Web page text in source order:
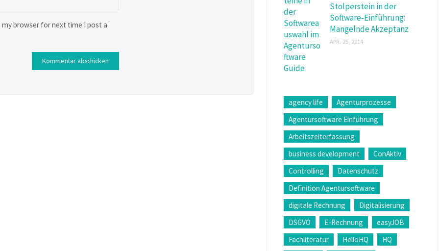
my browser for next time I post a
Stolperstein in der
Software-Einführung:
Mangelnde Akzeptanz
APR. 25, 2014
agency life
Agenturprozesse
Agentursoftware Einführung
Arbeitszeiterfassung
business development
ConAktiv
Controlling
Datenschutz
Definition Agentursoftware
digitale Rechnung
Digitalisierung
DSGVO
E-Rechnung
easyJOB
Fachliteratur
HelloHQ
HQ